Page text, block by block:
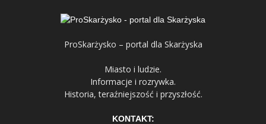
ProSkarżysko – portal dla Skarżyska
Miasto i ludzie.
Informacje i rozrywka.
Historia, teraźniejszość i przyszłość.
KONTAKT: